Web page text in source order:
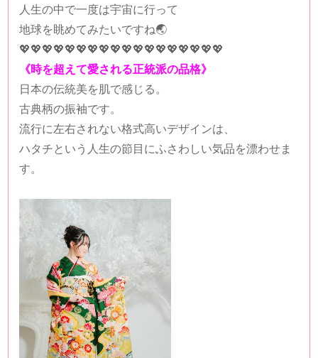
人生の中で一度は宇宙に行って
地球を眺めてみたいですね🌏
💖💖💖💖💖💖💖💖💖💖💖💖💖💖💖💖💖💖
《時を超えて愛される正統派の品格》
日本の伝統美を肌で感じる。
古典柄の振袖です。
流行に左右されない格式高いデザインは、
ハタチという人生の節目にふさわしい気品を漂わせま
す。